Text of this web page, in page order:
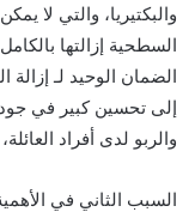
والبكتيريا، والتي لا
السطحية إزالتها
الضمان الوحيد لـ
إلى تحسين كبير في
والربو لدى أفراد
السبب الثاني في